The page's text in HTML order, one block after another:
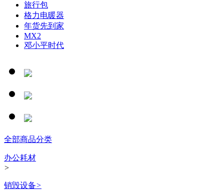
旅行包
格力电暖器
年货先到家
MX2
邓小平时代
全部商品分类
办公耗材
>
销毁设备>